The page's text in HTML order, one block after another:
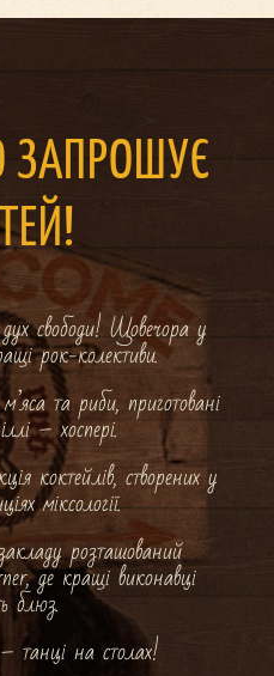
ЗАПРОШУЄ
свободи! Щовечора у
рок-колективи.
та риби, приготовані
– хоспері.
коктейлів, створених у
міксології.
розташований
де кращі виконавці
блюз.
на столах!